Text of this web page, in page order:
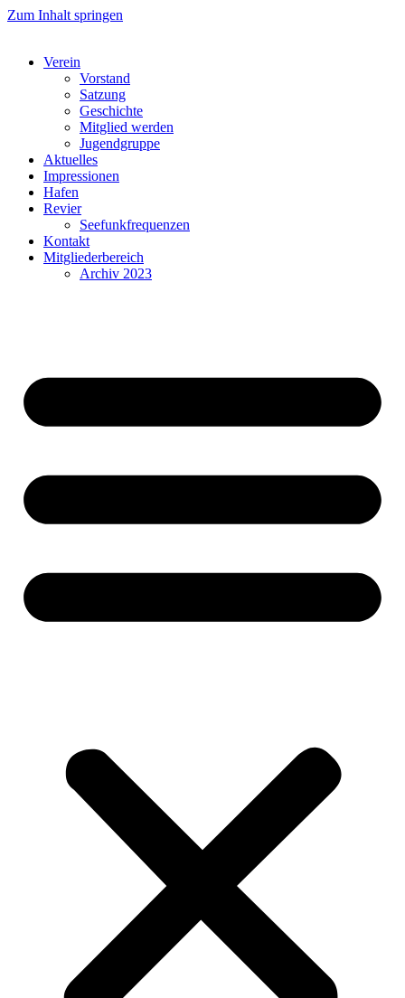
Zum Inhalt springen
Verein
Vorstand
Satzung
Geschichte
Mitglied werden
Jugendgruppe
Aktuelles
Impressionen
Hafen
Revier
Seefunkfrequenzen
Kontakt
Mitgliederbereich
Archiv 2023